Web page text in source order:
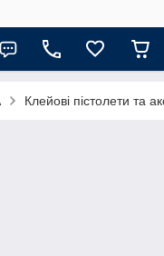
Клейові пістолети та